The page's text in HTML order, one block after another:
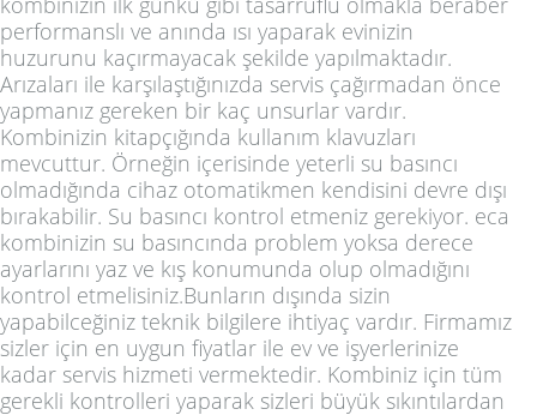
performanslı ve anında ısı yaparak evinizin
huzurunu kaçırmayacak şekilde yapılmaktadır.
Arızaları ile karşılaştığınızda servis çağırmadan önce
yapmanız gereken bir kaç unsurlar vardır.
Kombinizin kitapçığında kullanım klavuzları
mevcuttur. Örneğin içerisinde yeterli su basıncı
olmadığında cihaz otomatikmen kendisini devre dışı
bırakabilir. Su basıncı kontrol etmeniz gerekiyor. eca
kombinizin su basıncında problem yoksa derece
ayarlarını yaz ve kış konumunda olup olmadığını
kontrol etmelisiniz.Bunların dışında sizin
yapabilceğiniz teknik bilgilere ihtiyaç vardır. Firmamız
sizler için en uygun fiyatlar ile ev ve işyerlerinize
kadar servis hizmeti vermektedir. Kombiniz için tüm
gerekli kontrolleri yaparak sizleri büyük sıkıntılardan